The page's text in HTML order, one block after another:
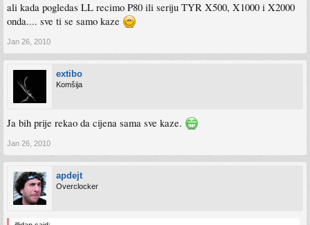
ali kada pogledas LL recimo P80 ili seriju TYR X500, X1000 i X2000
onda.... sve ti se samo kaze
Jan 26, 2010
extibo
Komšija
Ja bih prije rekao da cijena sama sve kaze.
Jan 26, 2010
apdejt
Overclocker